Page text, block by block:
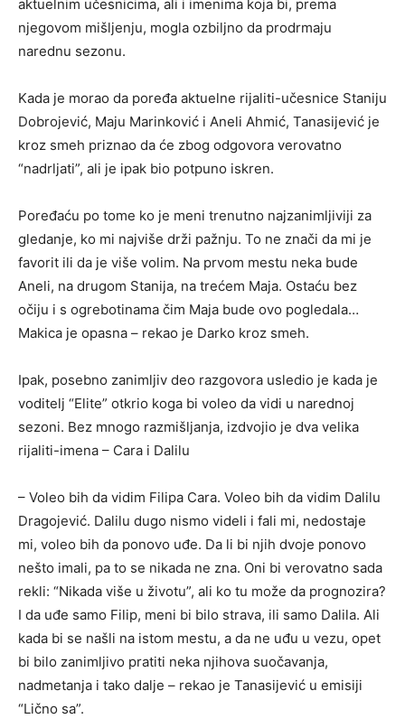
aktuelnim učesnicima, ali i imenima koja bi, prema
njegovom mišljenju, mogla ozbiljno da prodrmaju
narednu sezonu.
Kada je morao da poređa aktuelne rijaliti-učesnice Staniju
Dobrojević, Maju Marinković i Aneli Ahmić, Tanasijević je
kroz smeh priznao da će zbog odgovora verovatno
“nadrljati”, ali je ipak bio potpuno iskren.
Poređaću po tome ko je meni trenutno najzanimljiviji za
gledanje, ko mi najviše drži pažnju. To ne znači da mi je
favorit ili da je više volim. Na prvom mestu neka bude
Aneli, na drugom Stanija, na trećem Maja. Ostaću bez
očiju i s ogrebotinama čim Maja bude ovo pogledala…
Makica je opasna – rekao je Darko kroz smeh.
Ipak, posebno zanimljiv deo razgovora usledio je kada je
voditelj “Elite” otkrio koga bi voleo da vidi u narednoj
sezoni. Bez mnogo razmišljanja, izdvojio je dva velika
rijaliti-imena – Cara i Dalilu
– Voleo bih da vidim Filipa Cara. Voleo bih da vidim Dalilu
Dragojević. Dalilu dugo nismo videli i fali mi, nedostaje
mi, voleo bih da ponovo uđe. Da li bi njih dvoje ponovo
nešto imali, pa to se nikada ne zna. Oni bi verovatno sada
rekli: “Nikada više u životu”, ali ko tu može da prognozira?
I da uđe samo Filip, meni bi bilo strava, ili samo Dalila. Ali
kada bi se našli na istom mestu, a da ne uđu u vezu, opet
bi bilo zanimljivo pratiti neka njihova suočavanja,
nadmetanja i tako dalje – rekao je Tanasijević u emisiji
“Lično sa”.